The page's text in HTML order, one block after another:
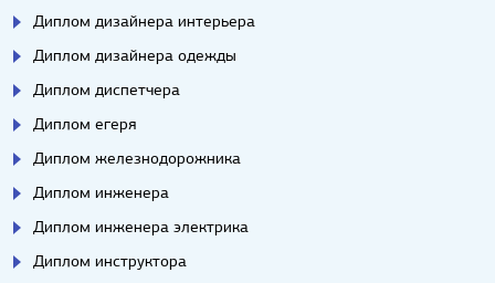
Диплом дизайнера интерьера
Диплом дизайнера одежды
Диплом диспетчера
Диплом егеря
Диплом железнодорожника
Диплом инженера
Диплом инженера электрика
Диплом инструктора